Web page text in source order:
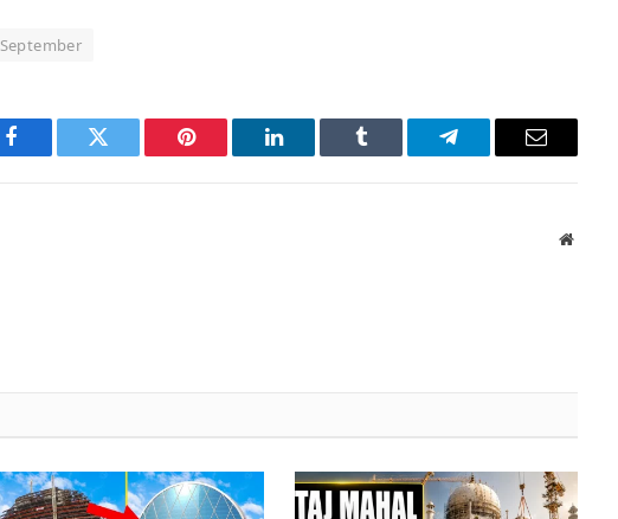
September
Facebook Twitter Pinterest LinkedIn Tumblr Telegram Email
Website